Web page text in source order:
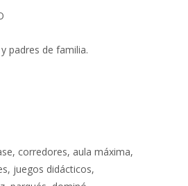
padres de familia.
corredores, aula máxima,
juegos didácticos,